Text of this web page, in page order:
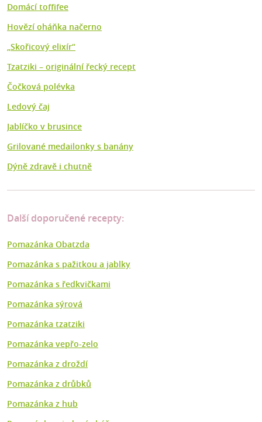
Domácí toffifee
Hovězí oháňka načerno
„Skořicový elixír“
Tzatziki – originální řecký recept
Čočková polévka
Ledový čaj
Jablíčko v brusince
Grilované medailonky s banány
Dýně zdravě i chutně
Další doporučené recepty:
Pomazánka Obatzda
Pomazánka s pažitkou a jablky
Pomazánka s ředkvičkami
Pomazánka sýrová
Pomazánka tzatziki
Pomazánka vepřo-zelo
Pomazánka z droždí
Pomazánka z drůbků
Pomazánka z hub